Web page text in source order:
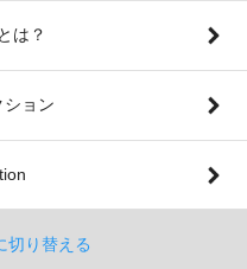
は？
ション
切り替える